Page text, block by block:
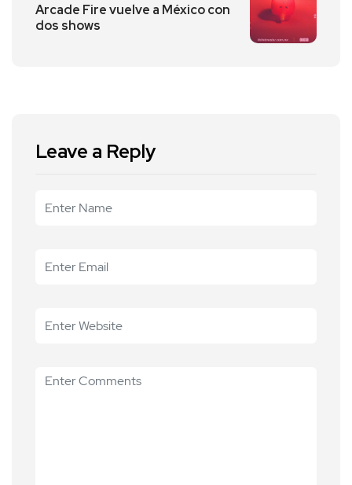
Arcade Fire vuelve a México con
dos shows
Leave a Reply